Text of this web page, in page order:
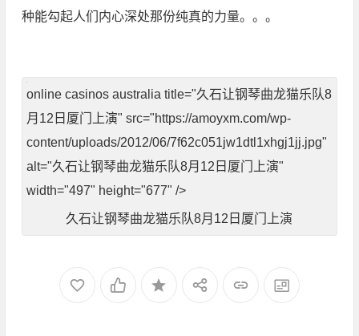
种能勾起人们内心深处那份纯真的力量。。。
online casinos australia title="久石让钢琴曲龙猫乐队8
月12日厦门上演" src="https://amoyxm.com/wp-
content/uploads/2012/06/7f62c051jw1dtl1xhgj1jj.jpg"
alt="久石让钢琴曲龙猫乐队8月12日厦门上演"
width="497" height="677" />
久石让钢琴曲龙猫乐队8月12日厦门上演